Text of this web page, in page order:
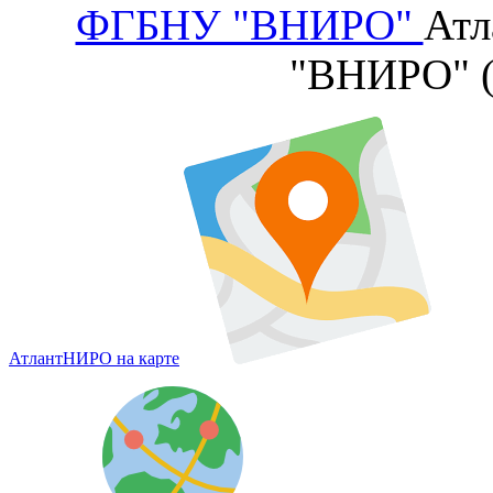
ФГБНУ "ВНИРО"
"ВНИРО"
АтлантНИРО на карте